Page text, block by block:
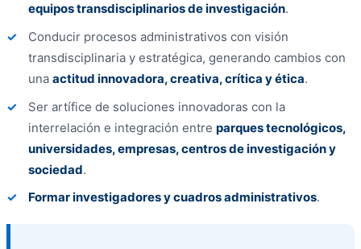
equipos transdisciplinarios de investigación.
Conducir procesos administrativos con visión
transdisciplinaria y estratégica, generando cambios con
unaactitud innovadora, creativa, crítica y ética.
Ser artífice de soluciones innovadoras con la
interrelación e integración entreparques tecnológicos,
universidades, empresas, centros de investigación y
sociedad.
Formar investigadores y cuadros administrativos.